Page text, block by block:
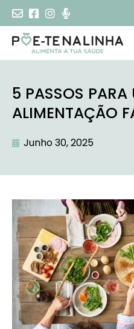
5 PASSOS PARA
ALIMENTAÇÃO
Junho 30, 2025